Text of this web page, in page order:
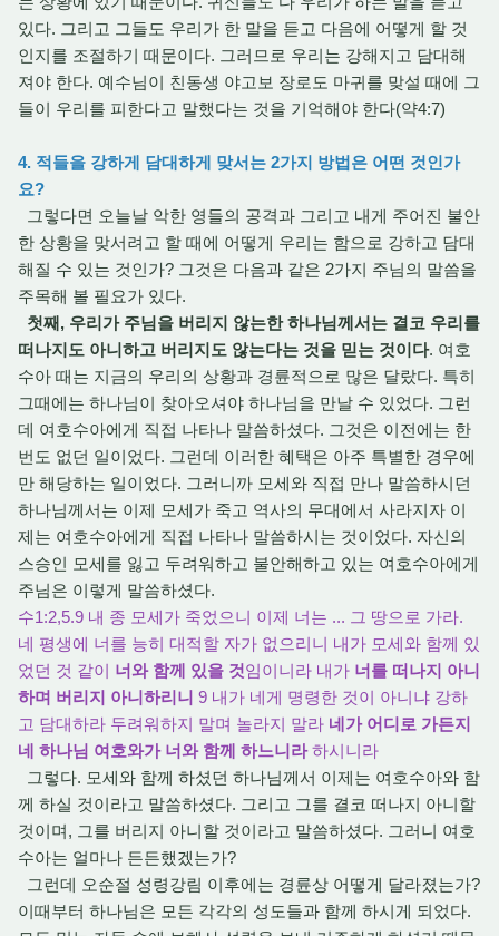
있다. 그리고 그들도 우리가 한 말을 듣고 다음에 어떻게 할 것
인지를 조절하기 때문이다. 그러므로 우리는 강해지고 담대해
져야 한다. 예수님이 친동생 야고보 장로도 마귀를 맞설 때에 그
들이 우리를 피한다고 말했다는 것을 기억해야 한다(약4:7)
4. 적들을 강하게 담대하게 맞서는 2가지 방법은 어떤 것인가
요?
그렇다면 오늘날 악한 영들의 공격과 그리고 내게 주어진 불안
한 상황을 맞서려고 할 때에 어떻게 우리는 함으로 강하고 담대
해질 수 있는 것인가? 그것은 다음과 같은 2가지 주님의 말씀을
주목해 볼 필요가 있다.
첫째, 우리가 주님을 버리지 않는한 하나님께서는 결코 우리를
떠나지도 아니하고 버리지도 않는다는 것을 믿는 것이다. 여호
수아 때는 지금의 우리의 상황과 경륜적으로 많은 달랐다. 특히
그때에는 하나님이 찾아오셔야 하나님을 만날 수 있었다. 그런
데 여호수아에게 직접 나타나 말씀하셨다. 그것은 이전에는 한
번도 없던 일이었다. 그런데 이러한 혜택은 아주 특별한 경우에
만 해당하는 일이었다. 그러니까 모세와 직접 만나 말씀하시던
하나님께서는 이제 모세가 죽고 역사의 무대에서 사라지자 이
제는 여호수아에게 직접 나타나 말씀하시는 것이었다. 자신의
스승인 모세를 잃고 두려워하고 불안해하고 있는 여호수아에게
주님은 이렇게 말씀하셨다.
수1:2,5.9 내 종 모세가 죽었으니 이제 너는 ... 그 땅으로 가라.
네 평생에 너를 능히 대적할 자가 없으리니 내가 모세와 함께 있
었던 것 같이 너와 함께 있을 것임이니라 내가 너를 떠나지 아니
하며 버리지 아니하리니 9 내가 네게 명령한 것이 아니냐 강하
고 담대하라 두려워하지 말며 놀라지 말라 네가 어디로 가든지
네 하나님 여호와가 너와 함께 하느니라하시니라
그렇다. 모세와 함께 하셨던 하나님께서 이제는 여호수아와 함
께 하실 것이라고 말씀하셨다. 그리고 그를 결코 떠나지 아니할
것이며, 그를 버리지 아니할 것이라고 말씀하셨다. 그러니 여호
수아는 얼마나 든든했겠는가?
그런데 오순절 성령강림 이후에는 경륜상 어떻게 달라졌는가?
이때부터 하나님은 모든 각각의 성도들과 함께 하시게 되었다.